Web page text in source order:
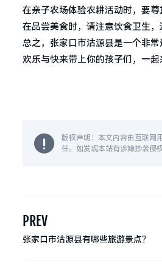
在亲子农场体验农耕活动时，要
在品尝美食时，请注意饮食卫生，
总之，张家口市沽源县是一个非
欢乐与快来带上你的孩子们，一起
版权声明：本文内容由互联网
任。如发现本站有涉嫌抄袭侵
PREV
张家口市沽源县有哪些旅游景点？